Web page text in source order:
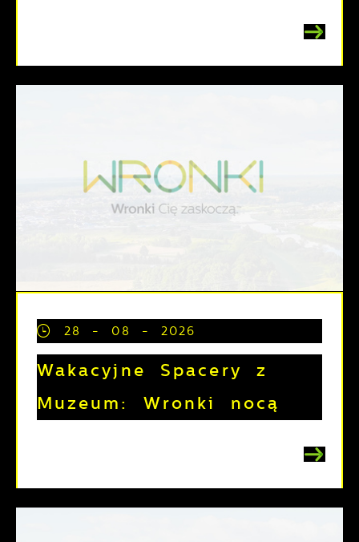
28 - 08 - 2026
Wakacyjne Spacery z
Muzeum: Wronki nocą